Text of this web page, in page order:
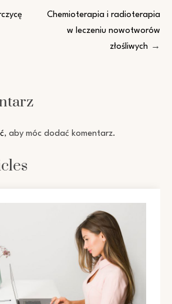
Chemioterapia i radioterapia
w leczeniu nowotworów
złośliwych
, aby móc dodać komentarz.